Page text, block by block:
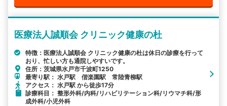
医療法人誠順会 クリニック健康の杜
特徴：医療法人誠順会 クリニック健康の杜は休日の診療を行って
おり、忙しい方も通院しやすいです。
住所：茨城県水戸市千波町1250
最寄り駅： 水戸駅 偕楽園駅 常陸青柳駅
アクセス： 水戸駅 から徒歩17分
診療科目： 整形外科/内科/リハビリテーション科/リウマチ科/形
成外科/小児外科